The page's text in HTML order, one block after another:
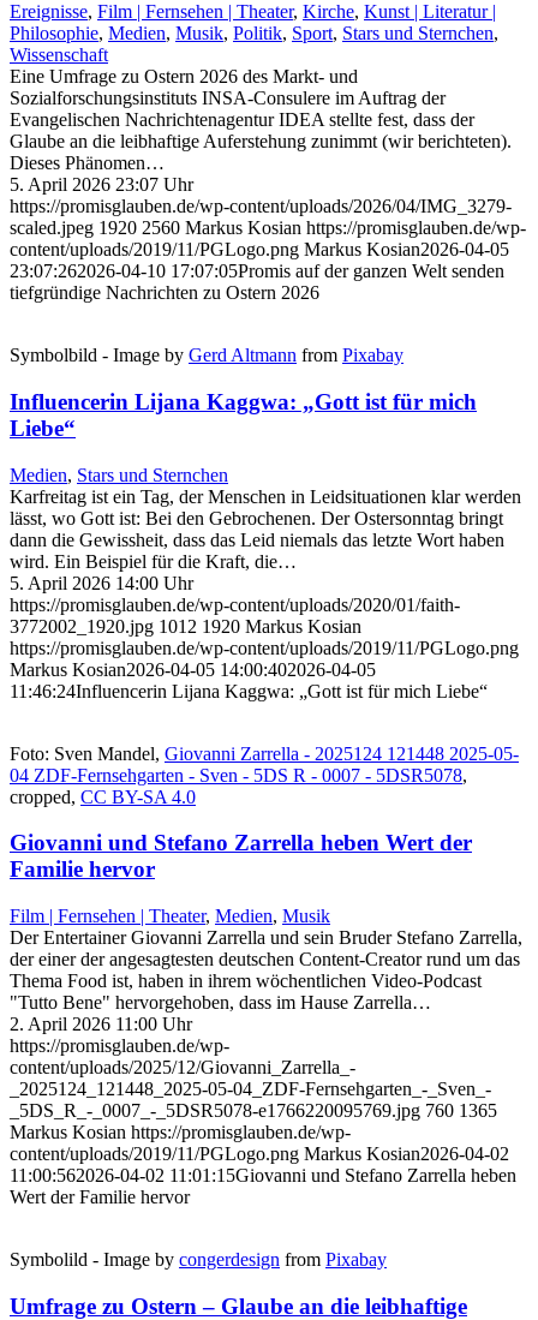
Ereignisse, Film | Fernsehen | Theater, Kirche, Kunst | Literatur |
Philosophie, Medien, Musik, Politik, Sport, Stars und Sternchen,
Wissenschaft
Eine Umfrage zu Ostern 2026 des Markt- und
Sozialforschungsinstituts INSA-Consulere im Auftrag der
Evangelischen Nachrichtenagentur IDEA stellte fest, dass der
Glaube an die leibhaftige Auferstehung zunimmt (wir berichteten).
Dieses Phänomen…
5. April 2026 23:07 Uhr
https://promisglauben.de/wp-content/uploads/2026/04/IMG_3279-
scaled.jpeg 1920 2560 Markus Kosian https://promisglauben.de/wp-
content/uploads/2019/11/PGLogo.png Markus Kosian2026-04-05
23:07:262026-04-10 17:07:05Promis auf der ganzen Welt senden
tiefgründige Nachrichten zu Ostern 2026
Symbolbild - Image by Gerd Altmann from Pixabay
Influencerin Lijana Kaggwa: „Gott ist für mich
Liebe“
Medien, Stars und Sternchen
Karfreitag ist ein Tag, der Menschen in Leidsituationen klar werden
lässt, wo Gott ist: Bei den Gebrochenen. Der Ostersonntag bringt
dann die Gewissheit, dass das Leid niemals das letzte Wort haben
wird. Ein Beispiel für die Kraft, die…
5. April 2026 14:00 Uhr
https://promisglauben.de/wp-content/uploads/2020/01/faith-
3772002_1920.jpg 1012 1920 Markus Kosian
https://promisglauben.de/wp-content/uploads/2019/11/PGLogo.png
Markus Kosian2026-04-05 14:00:402026-04-05
11:46:24Influencerin Lijana Kaggwa: „Gott ist für mich Liebe“
Foto: Sven Mandel, Giovanni Zarrella - 2025124 121448 2025-05-
04 ZDF-Fernsehgarten - Sven - 5DS R - 0007 - 5DSR5078,
cropped, CC BY-SA 4.0
Giovanni und Stefano Zarrella heben Wert der
Familie hervor
Film | Fernsehen | Theater, Medien, Musik
Der Entertainer Giovanni Zarrella und sein Bruder Stefano Zarrella,
der einer der angesagtesten deutschen Content-Creator rund um das
Thema Food ist, haben in ihrem wöchentlichen Video-Podcast
"Tutto Bene" hervorgehoben, dass im Hause Zarrella…
2. April 2026 11:00 Uhr
https://promisglauben.de/wp-
content/uploads/2025/12/Giovanni_Zarrella_-
_2025124_121448_2025-05-04_ZDF-Fernsehgarten_-_Sven_-
_5DS_R_-_0007_-_5DSR5078-e1766220095769.jpg 760 1365
Markus Kosian https://promisglauben.de/wp-
content/uploads/2019/11/PGLogo.png Markus Kosian2026-04-02
11:00:562026-04-02 11:01:15Giovanni und Stefano Zarrella heben
Wert der Familie hervor
Symbolild - Image by congerdesign from Pixabay
Umfrage zu Ostern – Glaube an die leibhaftige